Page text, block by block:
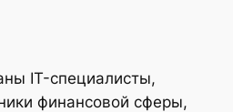
IT-специалисты,
финансовой сферы,